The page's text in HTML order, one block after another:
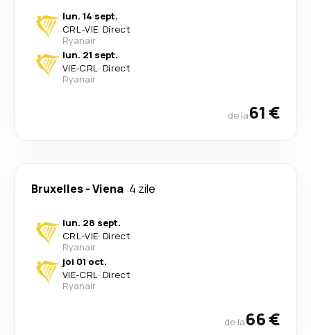
lun. 14 sept.
CRL-VIE· Direct
Ryanair
lun. 21 sept.
VIE-CRL· Direct
Ryanair
de la61 €
Bruxelles-Viena 4 zile
lun. 28 sept.
CRL-VIE· Direct
Ryanair
joi 01 oct.
VIE-CRL· Direct
Ryanair
de la66 €